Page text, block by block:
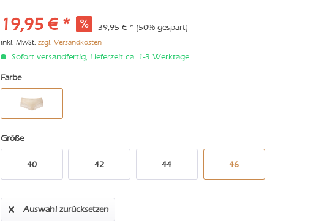
19,95 € * 39,95 € * (50% gespart)
inkl. MwSt.zzgl. Versandkosten
Sofort versandfertig, Lieferzeit ca. 1-3 Werktage
Farbe
Größe
40 42 44 46
Auswahl zurücksetzen